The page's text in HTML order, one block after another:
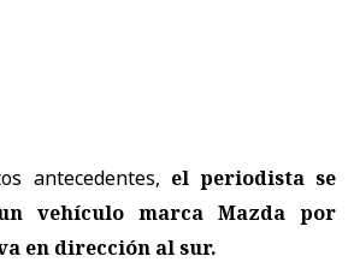
antecedentes, el periodista se
vehículo marca Mazda por
en dirección al sur.